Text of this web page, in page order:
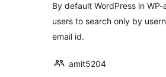
By default WordPress in
users to search only by
email id.
amit5204